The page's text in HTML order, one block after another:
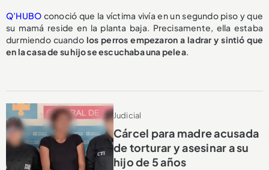
Q’HUBO conoció que la víctima vivía en un segundo piso y que
su mamá reside en la planta baja. Precisamente, ella estaba
durmiendo cuando los perros empezaron a ladrar y sintió que
en la casa de su hijo se escuchaba una pelea.
Judicial
Cárcel para madre acusada
de torturar y asesinar a su
hijo de 5 años